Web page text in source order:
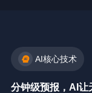
AI核心技术
分钟级预报，AI让